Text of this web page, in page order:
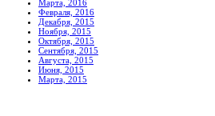
Марта, 2016
Февраля, 2016
Декабря, 2015
Ноября, 2015
Октября, 2015
Сентября, 2015
Августа, 2015
Июня, 2015
Марта, 2015